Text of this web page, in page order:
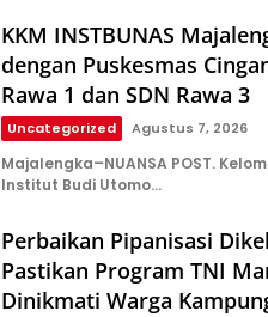
KKM INSTBUNAS
dengan Puskesmas
Rawa 1 dan SDN Rawa 3
Uncategorized Agustus 7, 2026
Majalengka–NUANSA POST.
Institut Budi Utomo…
Perbaikan Pipanisasi
Pastikan Program TNI
Dinikmati Warga